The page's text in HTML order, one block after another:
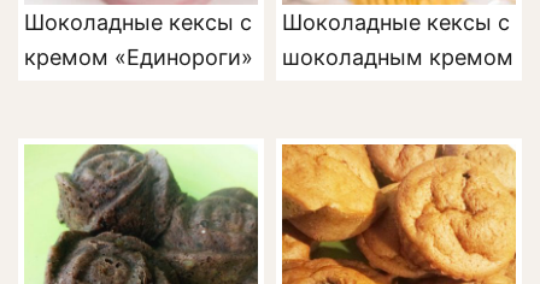
Шоколадные кексы с
кремом «Единороги»
Шоколадные кексы с
шоколадным кремом